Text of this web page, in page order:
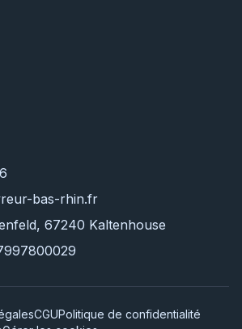
bas-rhin.fr
67240 Kaltenhouse
CGUPolitique de confidentialité